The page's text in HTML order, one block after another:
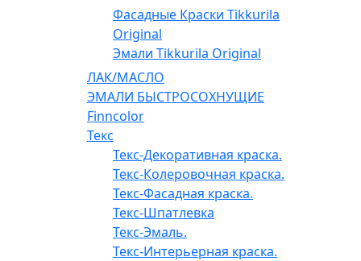
Фасадные Краски Tikkurila
Original
Эмали Tikkurila Original
ЛАК/МАСЛО
ЭМАЛИ БЫСТРОСОХНУЩИЕ
Finncolor
Текс
Текс-Декоративная краска.
Текс-Колеровочная краска.
Текс-Фасадная краска.
Текс-Шпатлевка
Текс-Эмаль.
Текс-Интерьерная краска.